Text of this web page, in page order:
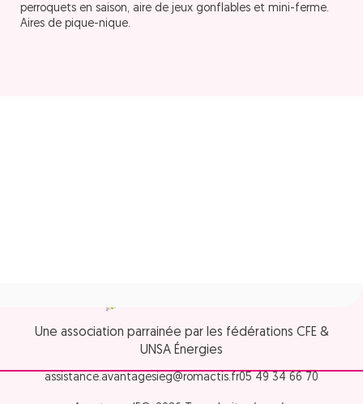
perroquets en saison, aire de jeux gonflables et mini-ferme.
Aires de pique-nique.
Une association parrainée par les fédérations CFE &
UNSA Énergies
assistance.avantagesieg@romactis.fr05 49 34 66 70